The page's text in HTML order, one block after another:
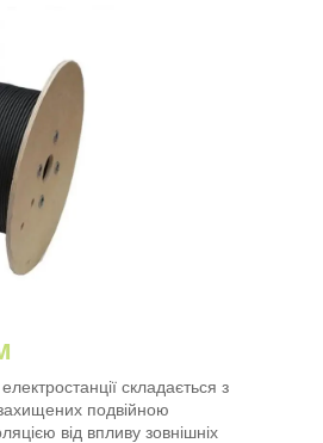
складається з
подвійною
від впливу зовнішніх